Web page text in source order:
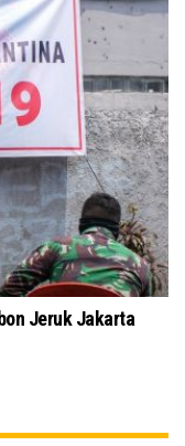
Tokoh Masyarakat dan